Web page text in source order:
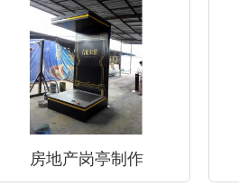
房地产岗亭制作